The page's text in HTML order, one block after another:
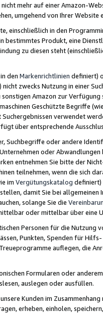
mehr auf einer Amazon-
umgehend von Ihrer
einschließlich in den
bestimmtes Produkt, eine
zu diesen steht
den Markenrichtlinien definiert)
nicht zwecks Nutzung in einer
Amazon zur
Geschützte Begriffe
verwendet
über entsprechende
Suchbegriffe oder andere
oder
entnehmen Sie bitte der
teilnehmen, wenn die sich
im Vergütungskatalog definiert)
damit Sie bei
solange Sie die
oder mittelbar über eine
Personen für die Nutzung
Punkten, Spenden für
auflegen, die
Formularen oder
auslegen oder ausfüllen.
Kunden im
erheben, einholen,